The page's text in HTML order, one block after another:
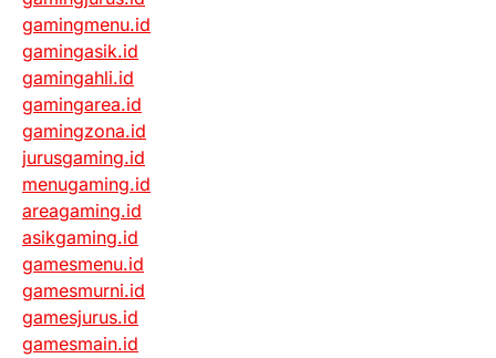
gamingmenu.id
gamingasik.id
gamingahli.id
gamingarea.id
gamingzona.id
jurusgaming.id
menugaming.id
areagaming.id
asikgaming.id
gamesmenu.id
gamesmurni.id
gamesjurus.id
gamesmain.id